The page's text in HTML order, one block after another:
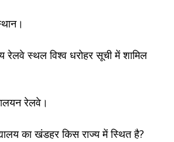
रेलवे स्थल विश्व धरोहर सूची में शामिल
रेलवे।
का खंडहर किस राज्य में स्थित है?